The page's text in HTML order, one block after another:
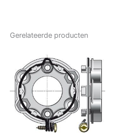
Gerelateerde producten